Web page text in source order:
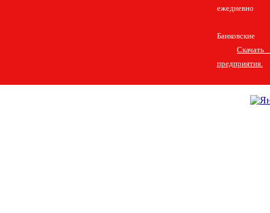
ежедневно
Банковские
предприятия.